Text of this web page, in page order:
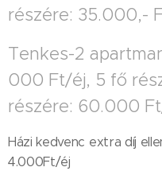
részére: 35.000,-
Tenkes-2
000 Ft/éj, 5 fő
részére: 60.000
Házi kedvenc extra díj
4.000Ft/éj